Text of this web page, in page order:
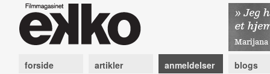
forside artikler anmeldelser blogs